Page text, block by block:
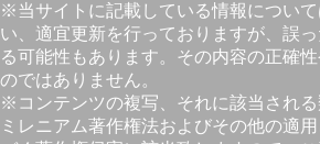
※当サイトに記載している情報につい
い、適宜更新を行っておりますが、誤
る可能性もあります。その内容の正確
のではありません。
※コンテンツの複写、それに該当され
ミレニアム著作権法およびその他の適